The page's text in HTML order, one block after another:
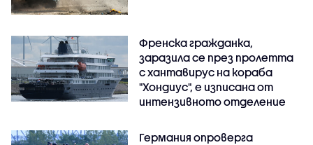
Френска гражданка,
заразила се през пролетта
с хантавирус на кораба
"Хондиус", е изписана от
интензивното отделение
Германия опроверга